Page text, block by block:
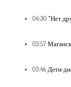
04:30 "Нет
03:57
03:46 Дети-